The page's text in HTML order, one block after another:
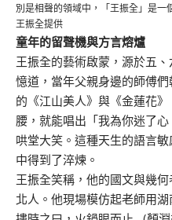
別是相聲的領域中，「王振全」是一
王振全提供
童年的留聲機與方言熔爐
王振全的藝術啟蒙，源於五
憶道，當年父親身邊的師傅
的《江山美人》與《金蓮花
腰，就能唱出「我為你迷了
哄堂大笑。這種天生的語言敏
中得到了淬煉。
王振全笑稱，他的國文與幾
北人。他現場模仿起老師用